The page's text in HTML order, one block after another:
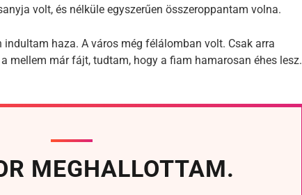
volt, és nélküle egyszerűen összeroppantam volna.
indultam haza. A város még félálomban volt. Csak arra
mellem már fájt, tudtam, hogy a fiam hamarosan éhes lesz.
MEGHALLOTTAM.